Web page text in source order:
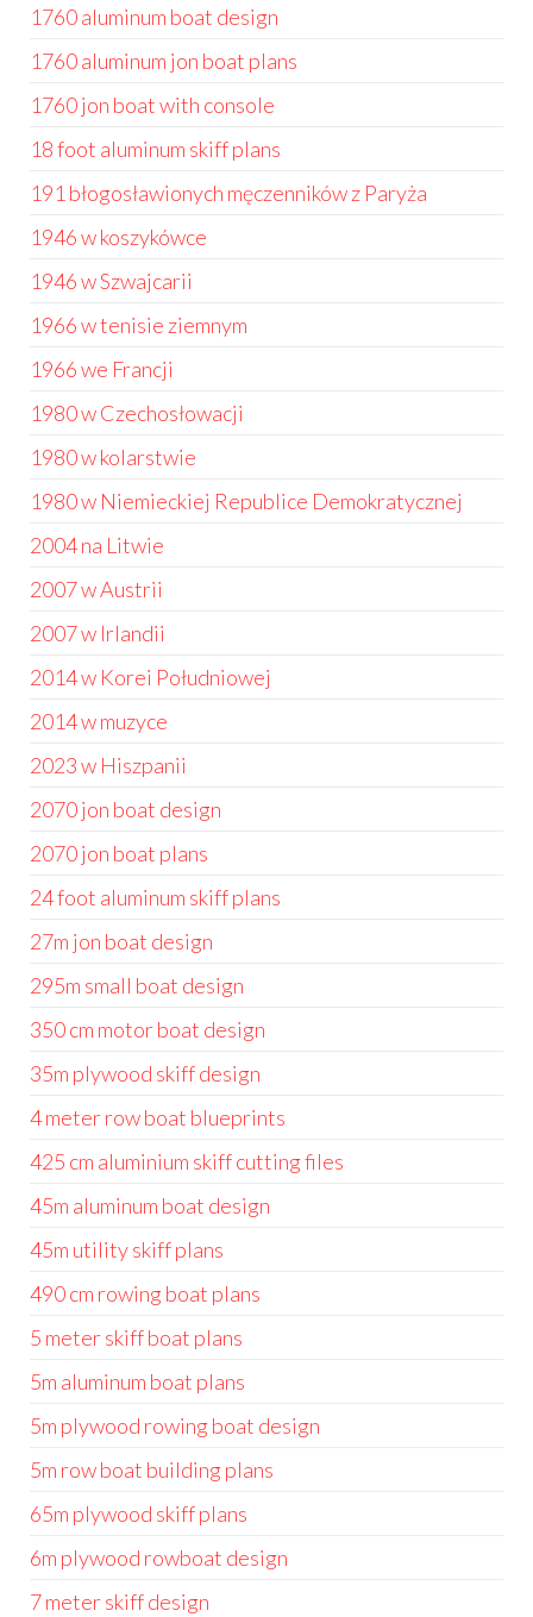
1760 aluminum boat design
1760 aluminum jon boat plans
1760 jon boat with console
18 foot aluminum skiff plans
191 błogosławionych męczenników z Paryża
1946 w koszykówce
1946 w Szwajcarii
1966 w tenisie ziemnym
1966 we Francji
1980 w Czechosłowacji
1980 w kolarstwie
1980 w Niemieckiej Republice Demokratycznej
2004 na Litwie
2007 w Austrii
2007 w Irlandii
2014 w Korei Południowej
2014 w muzyce
2023 w Hiszpanii
2070 jon boat design
2070 jon boat plans
24 foot aluminum skiff plans
27m jon boat design
295m small boat design
350 cm motor boat design
35m plywood skiff design
4 meter row boat blueprints
425 cm aluminium skiff cutting files
45m aluminum boat design
45m utility skiff plans
490 cm rowing boat plans
5 meter skiff boat plans
5m aluminum boat plans
5m plywood rowing boat design
5m row boat building plans
65m plywood skiff plans
6m plywood rowboat design
7 meter skiff design